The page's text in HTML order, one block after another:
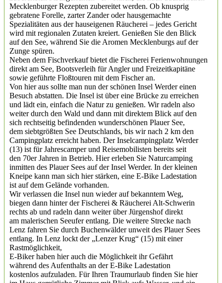
Mecklenburger Rezepten zubereitet werden. Ob knusprig
gebratene Forelle, zarter Zander oder hausgemachte
Spezialitäten aus der hauseigenen Räucherei – jedes Gericht
wird mit regionalen Zutaten kreiert. Genießen Sie den Blick
auf den See, während Sie die Aromen Mecklenburgs auf der
Zunge spüren.
Neben dem Fischverkauf bietet die Fischerei Ferienwohnungen
direkt am See, Bootsverleih für Angler und Freizeitkapitäne
sowie geführte Floßtouren mit dem Fischer an.
Von hier aus sollte man nun der schönen Insel Werder einen
Besuch abstatten. Die Insel ist über eine Brücke zu erreichen
und lädt ein, einfach die Natur zu genießen. Wir radeln also
weiter durch den Wald und dann mit direktem Blick auf den
sich rechtseitig befindenden wunderschönen Plauer See,
dem siebtgrößten See Deutschlands, bis wir nach 2 km den
Campingplatz erreicht haben. Der Inselcampingplatz Werder
(13) ist für Jahrescamper und Reisemobilisten bereits seit
den 70er Jahren in Betrieb. Hier erleben Sie Naturcamping
inmitten des Plauer Sees auf der Insel Werder. In der kleinen
Kneipe kann man sich hier stärken, eine E-Bike Ladestation
ist auf dem Gelände vorhanden.
Wir verlassen die Insel nun wieder auf bekanntem Weg,
biegen dann hinter der Fischerei & Räucherei Alt-Schwerin
rechts ab und radeln dann weiter über Jürgenshof direkt
am malerischen Seeufer entlang. Die weitere Strecke nach
Lenz fahren Sie durch Buchenwälder unweit des Plauer Sees
entlang. In Lenz lockt der „Lenzer Krug“ (15) mit einer
Rastmöglichkeit,
E-Biker haben hier auch die Möglichkeit ihr Gefährt
während des Aufenthalts an der E-Bike Ladestation
kostenlos aufzuladen. Für Ihren Traumurlaub finden Sie hier